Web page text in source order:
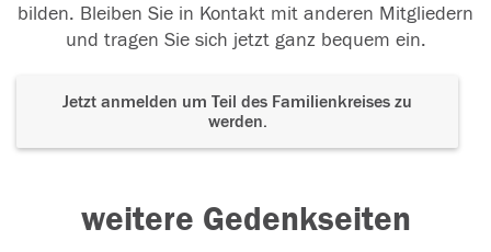
bilden. Bleiben Sie in Kontakt mit anderen Mitgliedern
und tragen Sie sich jetzt ganz bequem ein.
Jetzt anmelden um Teil des Familienkreises zu
werden.
weitere Gedenkseiten